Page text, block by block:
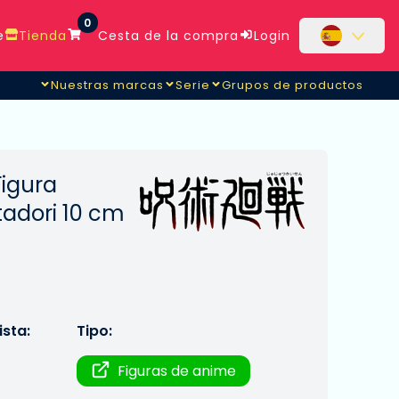
Tienda
0
Cesta de la compra Login
Nuestras marcas Serie Grupos de productos
10 cm
Tipo:
Figuras de anime